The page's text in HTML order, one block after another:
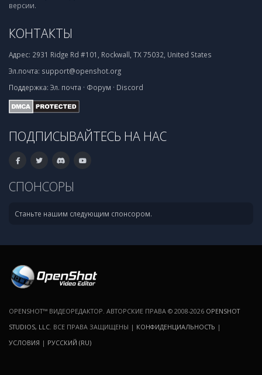
версии.
КОНТАКТЫ
Адрес: 2931 Ridge Rd #101, Rockwall, TX 75032, United States
Эл.почта: support@openshot.org
Поддержка: Эл. почта · Форум · Discord
ПОДПИСЫВАЙТЕСЬ НА НАС
СПОНСОРЫ
Станьте нашим следующим спонсором.
OPENSHOT™ ВИДЕОРЕДАКТОР. АВТОРСКИЕ ПРАВА © 2008-2026 OPENSHOT
STUDIOS, LLC . ВСЕ ПРАВА ЗАЩИЩЕНЫ | КОНФИДЕНЦИАЛЬНОСТЬ |
УСЛОВИЯ | РУССКИЙ (RU)